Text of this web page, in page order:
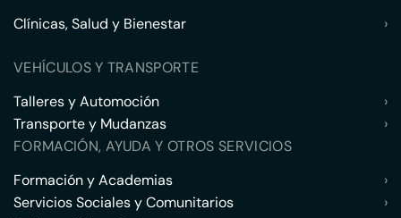
Clínicas, Salud y Bienestar
›
VEHÍCULOS Y TRANSPORTE
Talleres y Automoción
›
Transporte y Mudanzas
›
FORMACIÓN, AYUDA Y OTROS SERVICIOS
Formación y Academias
›
Servicios Sociales y Comunitarios
›